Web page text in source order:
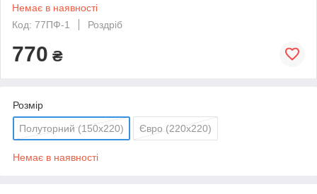
Немає в наявності
Код: 77ПФ-1
Роздріб
770 ₴
Розмір
Полуторний (150х220) Євро (220х220)
Немає в наявності